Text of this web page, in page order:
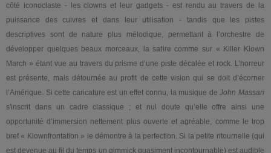
côté iconoclaste - les clowns et leur gadgets - est rendu au travers de la
puissance des cuivres et dans leur utilisation - tandis que les pistes
descriptives sont de nature plus mélodique, permettant à l’orchestre de
développer quelques beaux morceaux, la satire comme sur « Killer Klown
March » étant vue au travers du prisme d’une piste décalée et rock. L’horreur
est présente, mais détournée au profit de cette vision qui se doit d’écorner
l’Amérique. Si cette caricature est un effet connu, la musique deJohn Massari
s'inscrit dans un cadre classique ; et nul doute qu’elle offre ainsi une
opportunité d’immersion nettement plus ouverte et agréable, comme le trop
bref « Klownfrontation » le démontre à la perfection. Si la petite ritournelle (qui
est devenue au fil du temps un gimmick quasiment incontournable) est audible